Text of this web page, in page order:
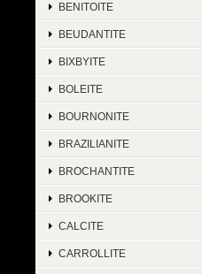
BENITOITE
BEUDANTITE
BIXBYITE
BOLEITE
BOURNONITE
BRAZILIANITE
BROCHANTITE
BROOKITE
CALCITE
CARROLLITE